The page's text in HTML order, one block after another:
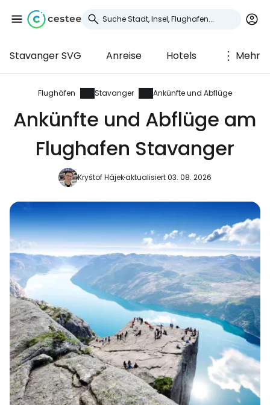
Stavanger SVG Anreise Hotels Mehr
Flughäfen Stavanger Ankünfte und Abflüge
Ankünfte und Abflüge am
Flughafen Stavanger
Kryštof Hájekaktualisiert 03. 08. 2026
Anmeldung bei
Cestee
... die weltweite Reise-Community
Weiter mit Facebook
Weiter mit E-Mail